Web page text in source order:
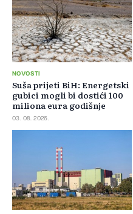
NOVOSTI
Suša prijeti BiH: Energetski
gubici mogli bi dostići 100
miliona eura godišnje
03. 08. 2026.